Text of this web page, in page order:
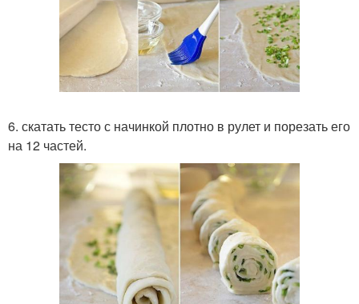
6. скатать тесто с начинкой плотно в рулет и порезать его
на 12 частей.